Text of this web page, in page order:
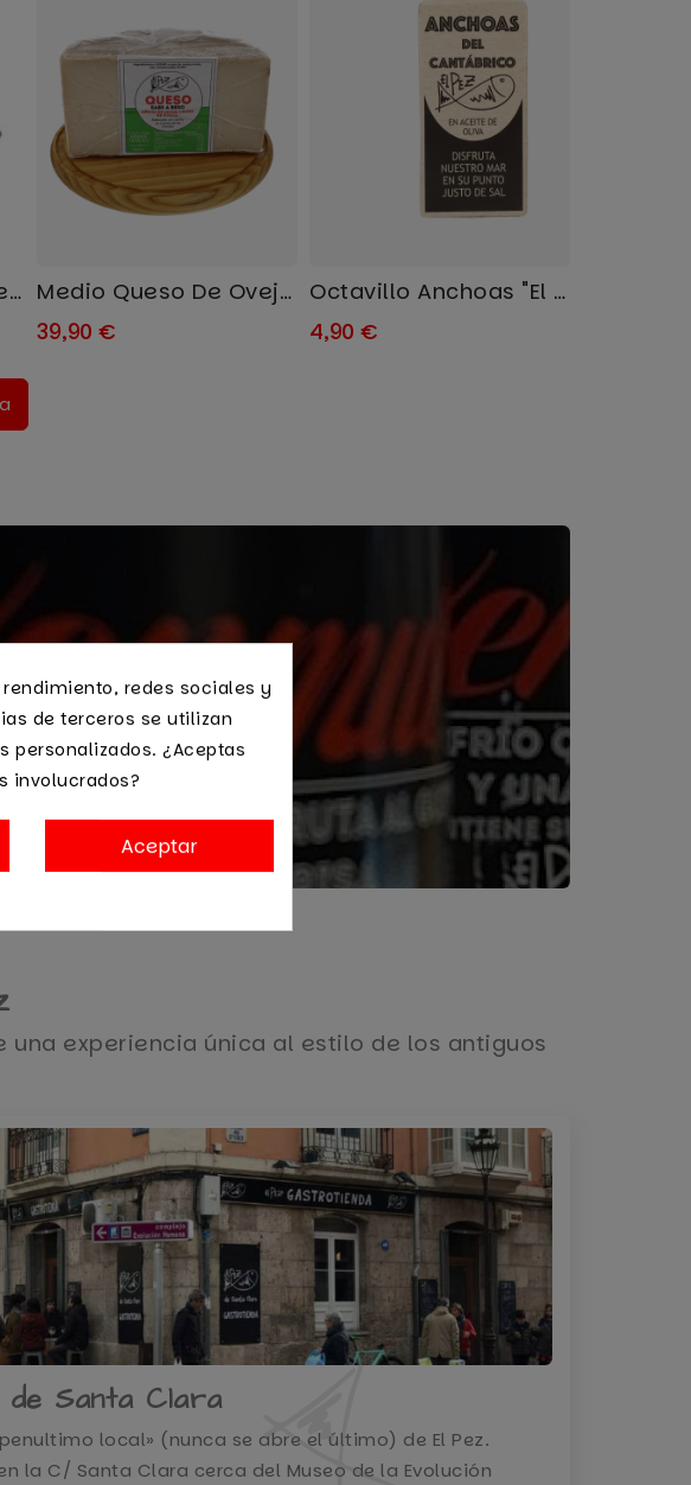
Cuarto Queso De Oveja Añejo... Medio Queso De Oveja Añejo...
39,90 €
Octavillo Anchoas "El Pez"
4,90 €
una experiencia única al estilo de los antiguos
de Santa Clara
local» (nunca se abre el último) de El Pez.
la C/ Santa Clara cerca del Museo de la Evolución
redes sociales y
de terceros se utilizan
personalizados. ¿Aceptas
involucrados?
Aceptar